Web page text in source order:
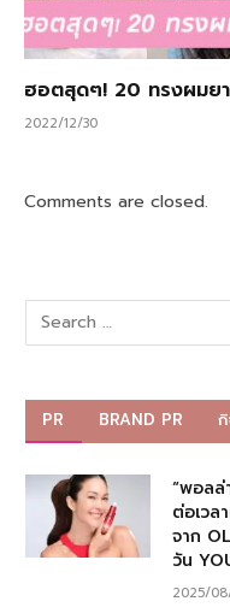
ฮอตสุดๆ! 20 ทรงผมย
2022/12/30
Comments are closed.
PR BRAND PR
“พอลล่
ต่อเวล
จาก
วัน
2025/